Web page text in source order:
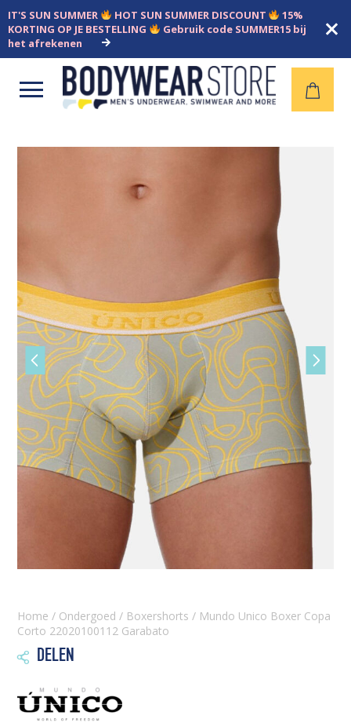
IT'S SUN SUMMER HOT SUN SUMMER DISCOUNT
15%
KORTING OP JE BESTELLING
Gebruik code SUMMER15 bij
het afrekenen
Open
Vorige
slide
slide
Home / Ondergoed / Boxershorts / Mundo Unico Boxer Copa
Corto 22020100112 Garabato
 DELEN